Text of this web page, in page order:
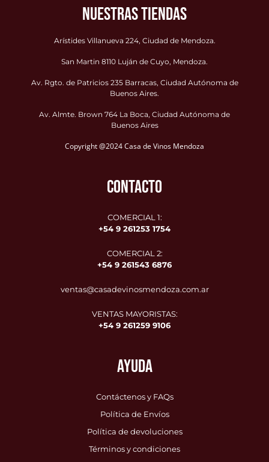
NUESTRAS TIENDAS
Arístides Villanueva 224, Ciudad de Mendoza.
San Martin 8110 Luján de Cuyo, Mendoza.
Av. Rgto. de Patricios 235 Barracas, Ciudad Autónoma de
Buenos Aires.
Av. Almte. Brown 764 La Boca, Ciudad Autónoma de
Buenos Aires
Copyright @2024 Casa de Vinos Mendoza
CONTACTO
COMERCIAL 1:
+54 9 261253 1754
COMERCIAL 2:
+54 9 261543 6876
ventas@casadevinosmendoza.com.ar
VENTAS MAYORISTAS:
+54 9 261259 9106
AYUDA
Contáctenos y FAQs
Política de Envíos
Política de devoluciones
Términos y condiciones